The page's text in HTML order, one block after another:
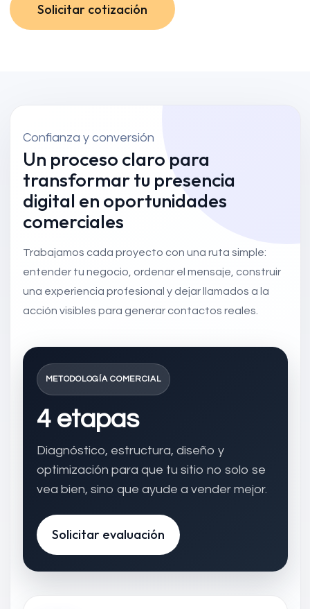
Solicitar cotización
Solicitar cotización
Confianza y conversión
Un proceso claro para
transformar tu presencia
digital en oportunidades
comerciales
Trabajamos cada proyecto con una ruta simple:
entender tu negocio, ordenar el mensaje, construir
una experiencia profesional y dejar llamados a la
acción visibles para generar contactos reales.
METODOLOGÍA COMERCIAL
4 etapas
Diagnóstico, estructura, diseño y
optimización para que tu sitio no solo se
vea bien, sino que ayude a vender mejor.
Solicitar evaluación